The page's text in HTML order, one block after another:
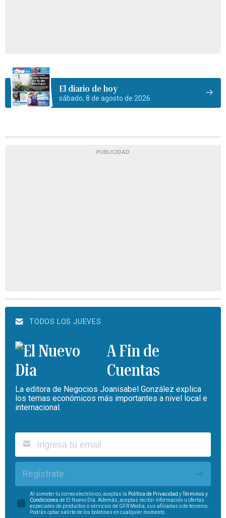
El diario de hoy
sábado, 8 de agosto de 2026
PUBLICIDAD
TODOS LOS JUEVES
A Fin de
Cuentas
La editora de Negocios Joanisabel González explica
los temas económicos más importantes a nivel local e
internacional.
Regístrate
Al someter tu correo electrónico, aceptas la Política de Privacidad yTérminos y
Condiciones de El Nuevo Día. Además, aceptas recibir información u ofertas
especiales de productos o servicios de GFR Media, sus afiliadas o de terceros.
Podrás optar salirte de los boletines en cualquier momento.